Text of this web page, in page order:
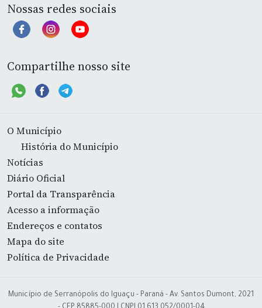
Nossas redes sociais
Compartilhe nosso site
O Município
História do Município
Notícias
Diário Oficial
Portal da Transparência
Acesso a informação
Endereços e contatos
Mapa do site
Política de Privacidade
Município de Serranópolis do Iguaçu - Paraná - Av. Santos Dumont, 2021